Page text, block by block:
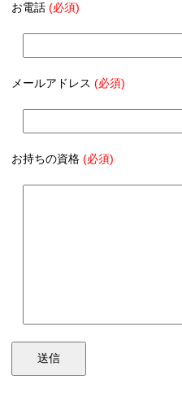
お電話(必須)
メールアドレス(必須)
お持ちの資格(必須)